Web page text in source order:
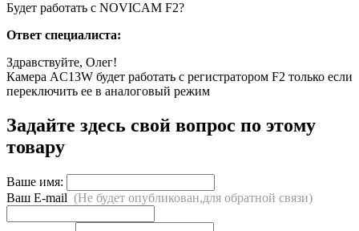
Будет работать с NOVICAM F2?
Ответ специалиста:
Здравствуйте, Олег!
Камера AC13W будет работать с регистратором F2 только если
переключить ее в аналоговый режим
Задайте здесь свой вопрос по этому
товару
Ваше имя:
Ваш E-mail (Не будет опубликован,для обратной связи)